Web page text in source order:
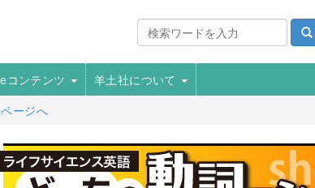
コンテンツ
羊土社について
ージへ